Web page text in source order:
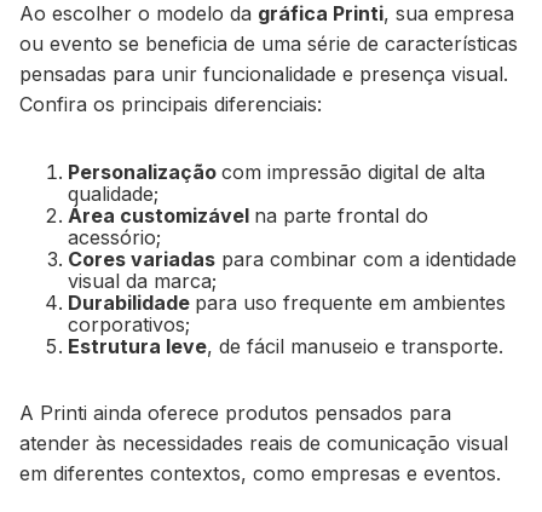
Ao escolher o modelo da gráfica Printi, sua empresa
ou evento se beneficia de uma série de características
pensadas para unir funcionalidade e presença visual.
Confira os principais diferenciais:
Personalização com impressão digital de alta
qualidade;
Área customizável na parte frontal do
acessório;
Cores variadas para combinar com a identidade
visual da marca;
Durabilidade para uso frequente em ambientes
corporativos;
Estrutura leve, de fácil manuseio e transporte.
A Printi ainda oferece produtos pensados para
atender às necessidades reais de comunicação visual
em diferentes contextos, como empresas e eventos.